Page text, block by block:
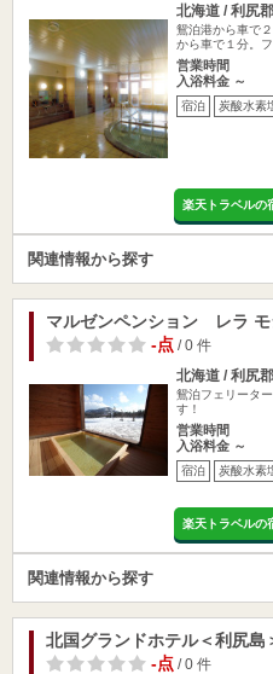
北海道 / 利尻
鴛泊港から車で
から車で１分。
営業時間
入浴料金 ～
宿泊 炭酸水素
楽天トラベルの
関連情報から探す
マルゼンペンション レラ モ
-点/ 0 件
北海道 / 利尻
鴛泊フェリータ
す！
営業時間
入浴料金 ～
宿泊 炭酸水素
楽天トラベルの
関連情報から探す
北国グランドホテル＜利尻島
-点/ 0 件